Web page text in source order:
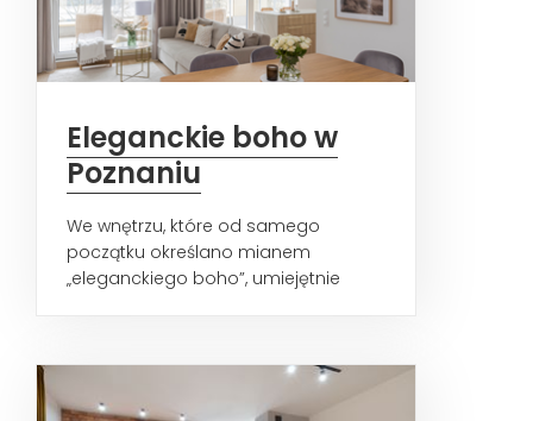
Eleganckie boho w
Poznaniu
We wnętrzu, które od samego
początku określano mianem
„eleganckiego boho”, umiejętnie